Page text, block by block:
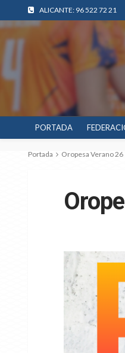
ALICANTE: 96 522 72 21
PORTADA
Portada Oropesa Verano 26